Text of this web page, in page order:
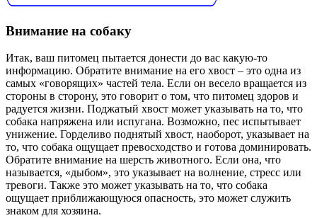
Внимание на собаку
Итак, ваш питомец пытается донести до вас какую-то
информацию. Обратите внимание на его хвост – это одна из
самых «говорящих» частей тела. Если он весело вращается из
стороны в сторону, это говорит о том, что питомец здоров и
радуется жизни. Поджатый хвост может указывать на то, что
собака напряжена или испугана. Возможно, пес испытывает
унижение. Горделиво поднятый хвост, наоборот, указывает на
то, что собака ощущает превосходство и готова доминировать.
Обратите внимание на шерсть животного. Если она, что
называется, «дыбом», это указывает на волнение, стресс или
тревоги. Также это может указывать на то, что собака
ощущает приближающуюся опасность, это может служить
знаком для хозяина.